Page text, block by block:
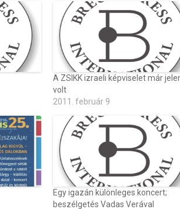
A ZSIKK izraeli képviselet már
volt
2011. február 9
Egy igazán különleges koncert;
beszélgetés Vadas Verával